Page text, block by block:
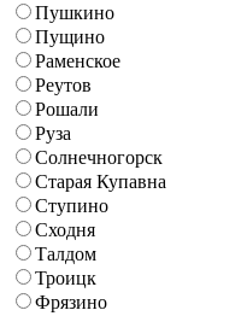
Пушкино
Пущино
Раменское
Реутов
Рошали
Руза
Солнечногорск
Старая Купавна
Ступино
Сходня
Талдом
Троицк
Фрязино